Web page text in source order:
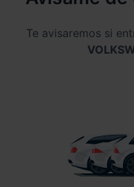
Te avisaremos si